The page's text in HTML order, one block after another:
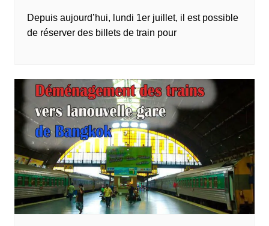
Depuis aujourd’hui, lundi 1er juillet, il est possible
de réserver des billets de train pour